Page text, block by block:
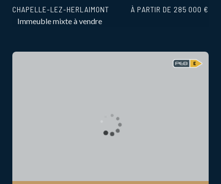
CHAPELLE-LEZ-HERLAIMONT
Immeuble mixte à vendre
À PARTIR DE 285 000 €